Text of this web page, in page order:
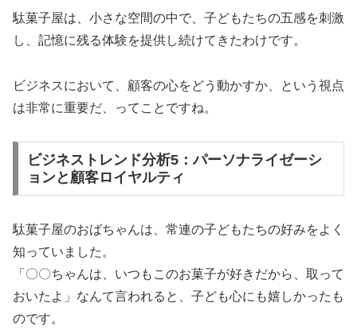
駄菓子屋は、小さな空間の中で、子どもたちの五感を刺激
し、記憶に残る体験を提供し続けてきたわけです。
ビジネスにおいて、顧客の心をどう動かすか、という視点
は非常に重要だ、ってことですね。
ビジネストレンド分析5：パーソナライゼーシ
ョンと顧客ロイヤルティ
駄菓子屋のおばちゃんは、常連の子どもたちの好みをよく
知っていました。
「〇〇ちゃんは、いつもこのお菓子が好きだから、取って
おいたよ」なんて言われると、子ども心にも嬉しかったも
のです。